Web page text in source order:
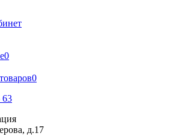
0
0
63
д.17